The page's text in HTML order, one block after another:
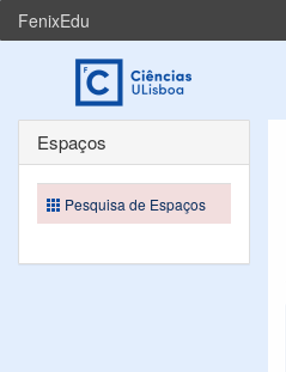
FenixEdu
Espaços
Pesquisa de Espaços